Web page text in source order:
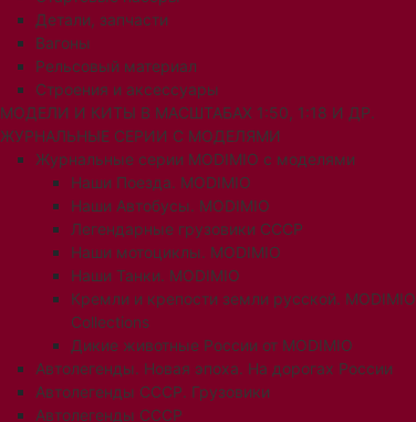
Детали, запчасти
Вагоны
Рельсовый материал
Строения и аксессуары
МОДЕЛИ И КИТЫ В МАСШТАБАХ 1:50, 1:18 И ДР.
ЖУРНАЛЬНЫЕ СЕРИИ С МОДЕЛЯМИ
Журнальные серии MODIMIO с моделями
Наши Поезда. MODIMIO
Наши Автобусы. MODIMIO
Легендарные грузовики СССР
Наши мотоциклы. MODIMIO
Наши Танки. MODIMIO
Кремли и крепости земли русской. MODIMIO
Collections
Дикие животные России от MODIMIO
Автолегенды. Новая эпоха. На дорогах России
Автолегенды СССР. Грузовики
Автолегенды СССР